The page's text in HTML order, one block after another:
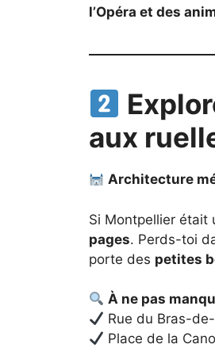
l’Opéra et des
aux
Architecture
Si Montpellier était
pages. Perds-toi
porte des petites
À ne pas
Rue du Bras-
Place de la